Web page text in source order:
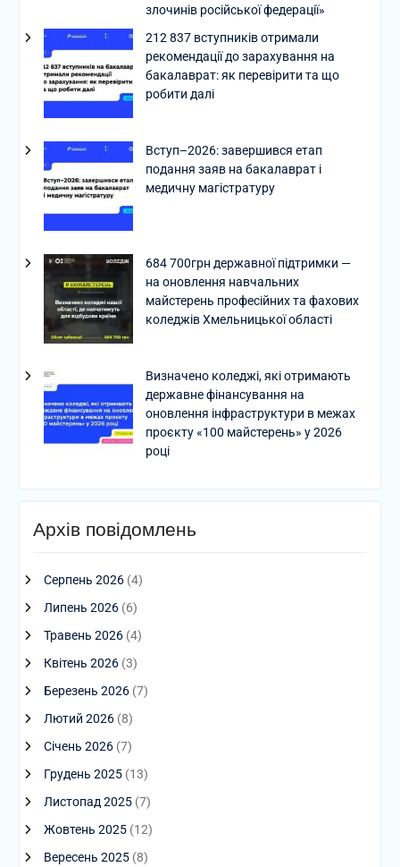
злочинів російської федерації»
212 837 вступників отримали
рекомендації до зарахування на
бакалаврат: як перевірити та що
робити далі
Вступ–2026: завершився етап
подання заяв на бакалаврат і
медичну магістратуру
684 700грн державної підтримки —
на оновлення навчальних
майстерень професійних та фахових
коледжів Хмельницької області
Визначено коледжі, які отримають
державне фінансування на
оновлення інфраструктури в межах
проєкту «100 майстерень» у 2026
році
Архів повідомлень
Серпень 2026(4)
Липень 2026(6)
Травень 2026(4)
Квітень 2026(3)
Березень 2026(7)
Лютий 2026(8)
Січень 2026(7)
Грудень 2025(13)
Листопад 2025(7)
Жовтень 2025(12)
Вересень 2025(8)